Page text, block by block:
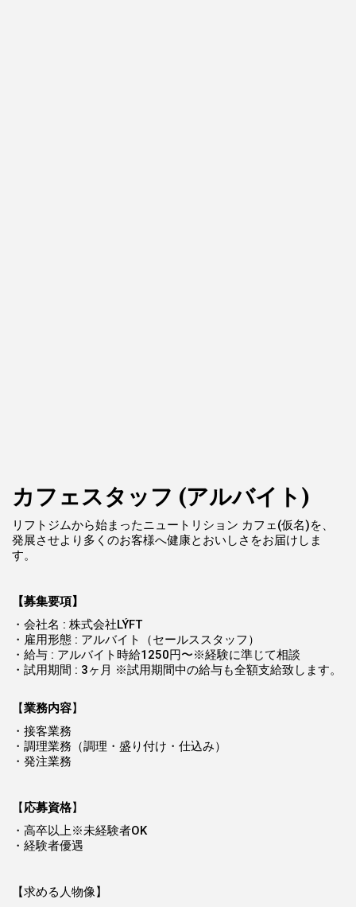
カフェスタッフ (アルバイト)
リフトジムから始まったニュートリション カフェ(仮名)を、
発展させより多くのお客様へ健康とおいしさをお届けしま
す。
【募集要項】
・会社名 : 株式会社LÝFT
・雇用形態 : アルバイト（セールススタッフ）
・給与 : アルバイト時給1250円〜※経験に準じて相談
・試用期間 : 3ヶ月 ※試用期間中の給与も全額支給致します。
【業務内容】
・接客業務
・調理業務（調理・盛り付け・仕込み）
・発注業務
【 応募資格】
・高卒以上※未経験者OK
・経験者優遇
【求める人物像】